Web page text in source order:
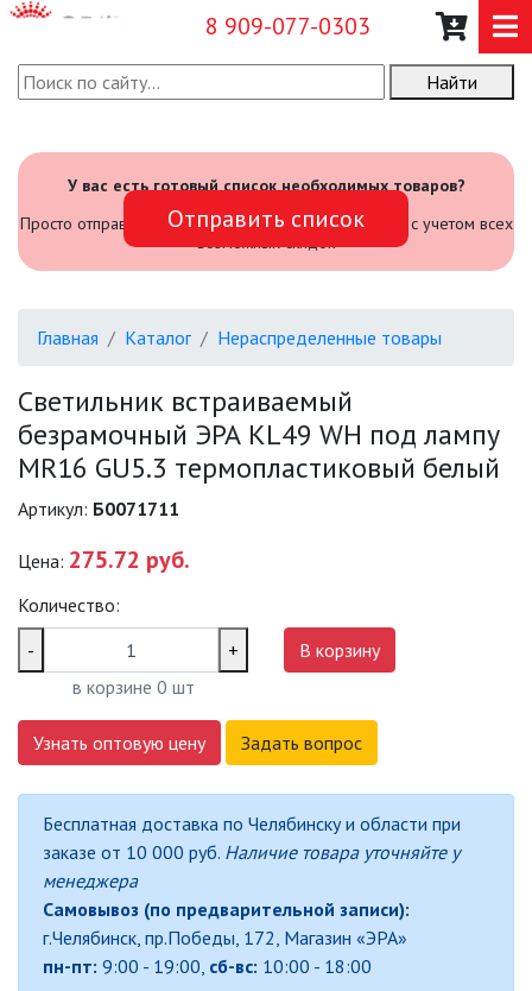
8 909-077-0303
О КОМПАНИИ
САДОВЫЙ ИНВЕНТАРЬ И
ИНСТРУМЕНТЫ
ОФИСНЫЕ ПОДВЕСНЫЕ
ПРОЖЕКТОРЫ
САДОВЫЕ СВЕТИЛЬНИКИ
СВЕТИЛЬНИКИ
СВЕТИЛЬНИКИ ДЛЯ РОСТА
РАСТЕНИЙ (ФИТОСВЕТИЛЬНИКИ)
АКСЕССУАРЫ ДЛЯ
ЭЛЕКТРОМОНТАЖА
БАКТЕРИЦИДНЫЕ ЛАМПЫ
ДАТЧИКИ ДВИЖЕНИЯ И
Найти
У вас есть готовый список необходимых товаров?
Просто отправьте его нам и мы посчитаем стоимость с учетом всех
возможных скидок
Отправить список
Главная Каталог Нераспределенные товары
Светильник встраиваемый
безрамочный ЭРА KL49 WH под лампу
MR16 GU5.3 термопластиковый белый
Артикул: Б0071711
Цена: 275.72 руб.
Количество:
-
+
в корзине 0 шт
В корзину
Узнать оптовую цену Задать вопрос
Бесплатная доставка по Челябинску и области при
заказе от 10 000 руб. Наличие товара уточняйте у
менеджера
Самовывоз (по предварительной записи):
г.Челябинск, пр.Победы, 172, Магазин «ЭРА»
пн-пт: 9:00 - 19:00, сб-вс: 10:00 - 18:00